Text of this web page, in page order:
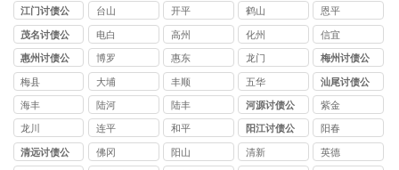
司
江门讨债公
司
台山 开平 鹤山 恩平
茂名讨债公
司
电白 高州 化州 信宜
惠州讨债公
司
博罗 惠东 龙门
梅州讨债公
司
梅县 大埔 丰顺 五华
汕尾讨债公
司
海丰 陆河 陆丰
河源讨债公
司
紫金
龙川 连平 和平
阳江讨债公
司
阳春
清远讨债公
佛冈 阳山 清新 英德